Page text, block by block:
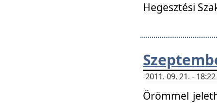
Hegesztési
2011. 09. 21. -
Örömmel